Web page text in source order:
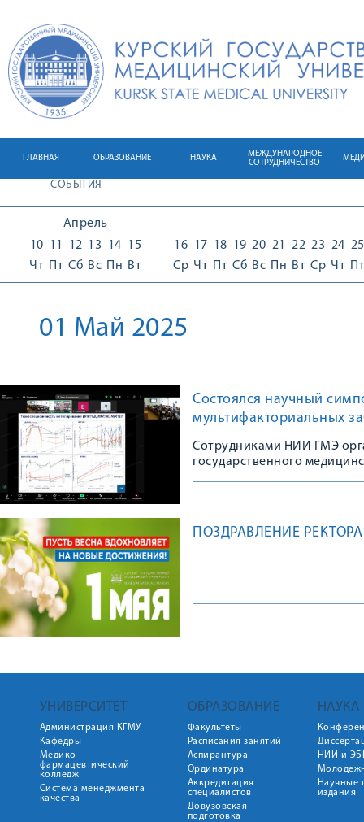
ГЛАВНАЯ ОБРАЗОВАНИЕ НАУКА
МЕЖДУНАРОДНОЕ
СОТРУДНИЧЕСТВО
СОБЫТИЯ
Апрель
10
Чт
11
Пт
12
Сб
13
Вс
14
Пн
15
Вт
16
Ср
17
Чт
18
Пт
19
Сб
20
Вс
21
Пн
22
Вт
23
Ср
24
Чт
25
Пт
01 Май 2025
Состоялся научный
мультифакториальных
Сотрудниками НИИ ГМЭ
государственного
ПОЗДРАВЛЕНИЕ
УНИВЕРСИТЕТ
Администрация КГМУ
Кафедры
Медико-
фармацевтический
колледж
Система менеджмента
качества
ОБРАЗОВАНИЕ
Факультеты
Расписания занятий
Аспирантура
Ординатура
Аккредитация
специалистов
Довузовская
подготовка
НАУКА
НИИ и
Научные
издания